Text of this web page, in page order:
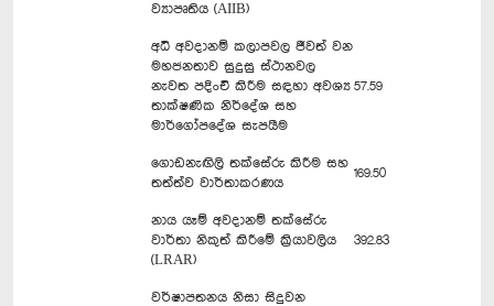
ව්‍යාපෘතිය (AIIB)
අධි අවදානම් කලාපවල ජීවත් වන
මහජනතාව සුදුසු ස්ථානවල
නැවත පදිංචි කිරීම සඳහා අවශ්‍ය
තාක්ෂණික නිර්දේශ සහ
මාර්ගෝපදේශ සැපයීම
57.59
ගොඩනැඟිලි තක්සේරු කිරීම සහ
තත්ත්ව වාර්තාකරණය
169.50
නාය යෑම් අවදානම් තක්සේරු
වාර්තා නිකුත් කිරීමේ ක්‍රියාවලිය
(LRAR)
392.83
වර්ෂාපතනය නිසා සිදුවන